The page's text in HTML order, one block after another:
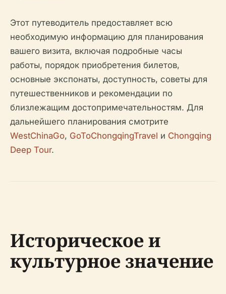
Этот путеводитель предоставляет всю
необходимую информацию для планирования
вашего визита, включая подробные часы
работы, порядок приобретения билетов,
основные экспонаты, доступность, советы для
путешественников и рекомендации по
близлежащим достопримечательностям. Для
дальнейшего планирования смотрите
WestChinaGo, GoToChongqingTravel и Chongqing
Deep Tour.
Историческое и
культурное значение